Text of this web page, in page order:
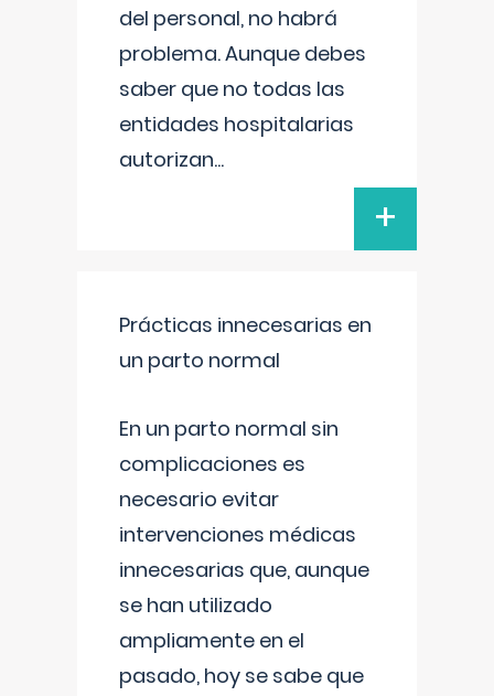
del personal, no habrá
problema. Aunque debes
saber que no todas las
entidades hospitalarias
autorizan...
+
Prácticas innecesarias en
un parto normal
En un parto normal sin
complicaciones es
necesario evitar
intervenciones médicas
innecesarias que, aunque
se han utilizado
ampliamente en el
pasado, hoy se sabe que